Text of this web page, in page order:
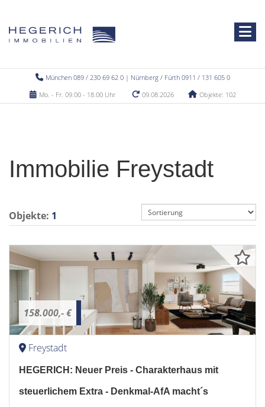
München 089 / 230 69 62 0 | Nürnberg / Fürth 0911 / 131 605 0
Mo. - Fr. 09.00 - 18.00 Uhr
09.08.2026 Objekte: 102
Immobilie Freystadt
Objekte: 1
158.000,- €
Freystadt
HEGERICH: Neuer Preis - Charakterhaus mit
steuerlichem Extra - Denkmal-AfA macht´s